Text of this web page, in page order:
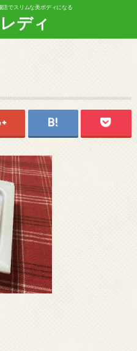
活でスリムな美ボディになる
ディ